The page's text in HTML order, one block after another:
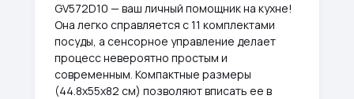
GV572D10 — ваш личный помощник на кухне!
Она легко справляется с 11 комплектами
посуды, а сенсорное управление делает
процесс невероятно простым и
современным. Компактные размеры
(44.8x55x82 см) позволяют вписать ее в